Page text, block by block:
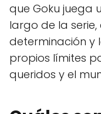
que Goku juega
largo de la
determinación y
propios límites
queridos y el